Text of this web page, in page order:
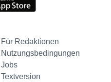
Für Redaktionen
Nutzungsbedingungen
Jobs
Textversion